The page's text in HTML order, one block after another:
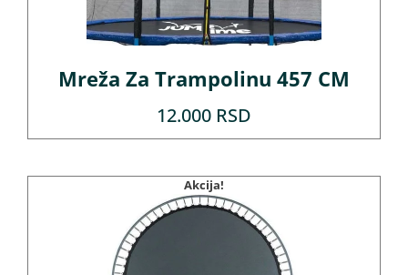
Mreža Za Trampolinu 457 CM
12.000 RSD
Akcija!